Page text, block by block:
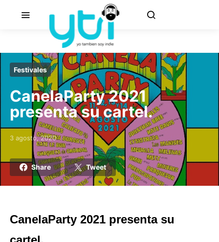
Festivales
CanelaParty 2021
presenta su cartel.
Posted on
3 agosto, 2020
Share Tweet
CanelaParty 2021 presenta su